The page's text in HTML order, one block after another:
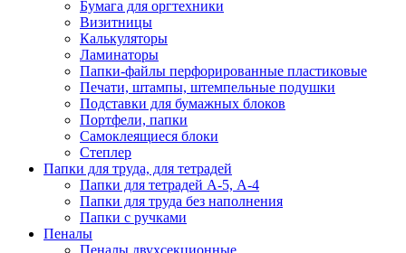
Бумага для оргтехники
Визитницы
Калькуляторы
Ламинаторы
Папки-файлы перфорированные пластиковые
Печати, штампы, штемпельные подушки
Подставки для бумажных блоков
Портфели, папки
Самоклеящиеся блоки
Степлер
Папки для труда, для тетрадей
Папки для тетрадей А-5, А-4
Папки для труда без наполнения
Папки с ручками
Пеналы
Пеналы двухсекционные